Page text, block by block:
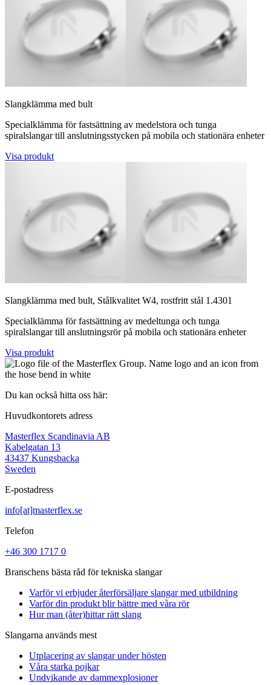
Slangklämma med bult
Specialklämma för fastsättning av medelstora och tunga
spiralslangar till anslutningsstycken på mobila och stationära enheter
Visa produkt
Slangklämma med bult, Stålkvalitet W4, rostfritt stål 1.4301
Specialklämma för fastsättning av medeltunga och tunga
spiralslangar till anslutningsrör på mobila och stationära enheter
Visa produkt
Du kan också hitta oss här:
Huvudkontorets adress
Masterflex Scandinavia AB
Kabelgatan 13
43437 Kungsbacka
Sweden
E-postadress
info[at]masterflex.se
Telefon
+46 300 1717 0
Branschens bästa råd för tekniska slangar
Varför vi erbjuder återförsäljare slangar med utbildning
Varför din produkt blir bättre med våra rör
Hur man (åter)hittar rätt slang
Slangarna används mest
Utplacering av slangar under hösten
Våra starka pojkar
Undvikande av dammexplosioner